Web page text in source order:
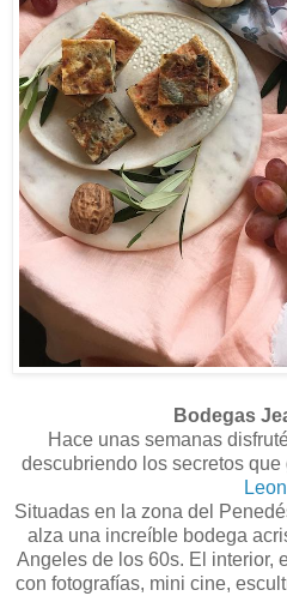
Bodegas
Hace unas semanas
descubriendo los secretos que
Leon
Situadas en la zona del
alza una increíble bodega
Angeles de los 60s. El interior,
con fotografías, mini cine,